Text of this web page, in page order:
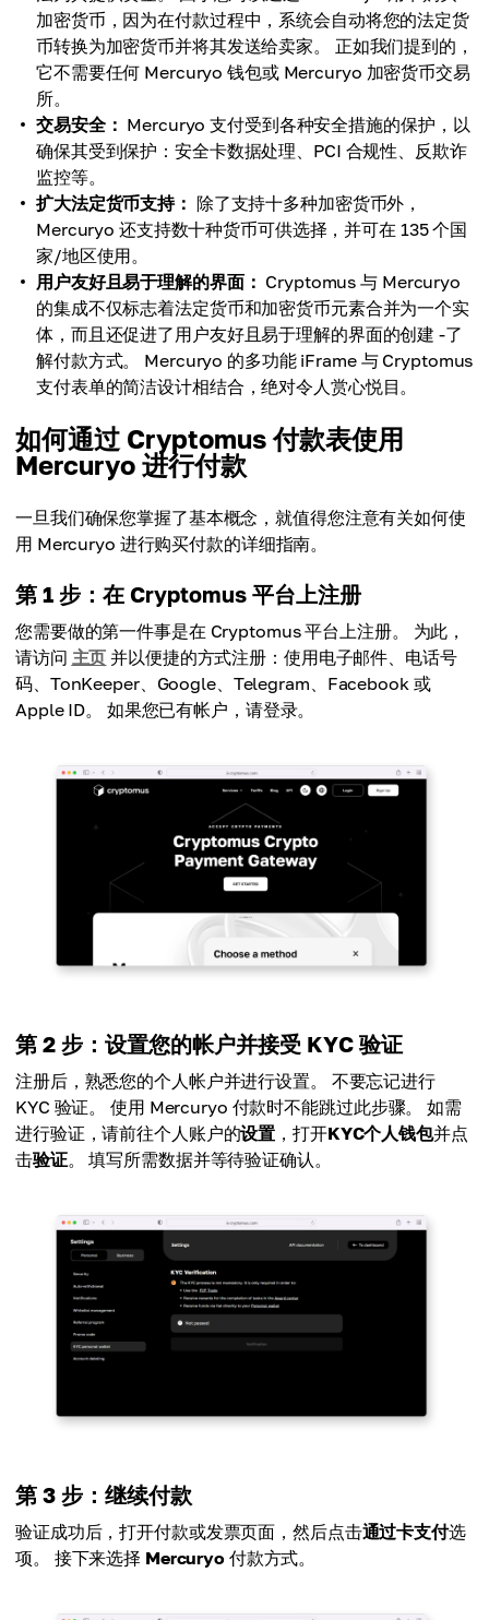
加密货币，因为在付款过程中，系统会自动将您的法定货
币转换为加密货币并将其发送给卖家。 正如我们提到的，
它不需要任何 Mercuryo 钱包或 Mercuryo 加密货币交易
所。
交易安全： Mercuryo 支付受到各种安全措施的保护，以
确保其受到保护：安全卡数据处理、PCI 合规性、反欺诈
监控等。
扩大法定货币支持： 除了支持十多种加密货币外，
Mercuryo 还支持数十种货币可供选择，并可在 135 个国
家/地区使用。
用户友好且易于理解的界面： Cryptomus 与 Mercuryo
的集成不仅标志着法定货币和加密货币元素合并为一个实
体，而且还促进了用户友好且易于理解的界面的创建 -了
解付款方式。 Mercuryo 的多功能 iFrame 与 Cryptomus
支付表单的简洁设计相结合，绝对令人赏心悦目。
如何通过 Cryptomus 付款表使用
Mercuryo 进行付款
一旦我们确保您掌握了基本概念，就值得您注意有关如何使
用 Mercuryo 进行购买付款的详细指南。
第 1 步：在 Cryptomus 平台上注册
您需要做的第一件事是在 Cryptomus 平台上注册。 为此，
请访问 主页 并以便捷的方式注册：使用电子邮件、电话号
码、TonKeeper、Google、Telegram、Facebook 或
Apple ID。 如果您已有帐户，请登录。
第 2 步：设置您的帐户并接受 KYC 验证
注册后，熟悉您的个人帐户并进行设置。 不要忘记进行
KYC 验证。 使用 Mercuryo 付款时不能跳过此步骤。 如需
进行验证，请前往个人账户的设置 ，打开KYC个人钱包并点
击验证。 填写所需数据并等待验证确认。
第 3 步：继续付款
验证成功后，打开付款或发票页面，然后点击通过卡支付选
项。 接下来选择 Mercuryo付款方式。